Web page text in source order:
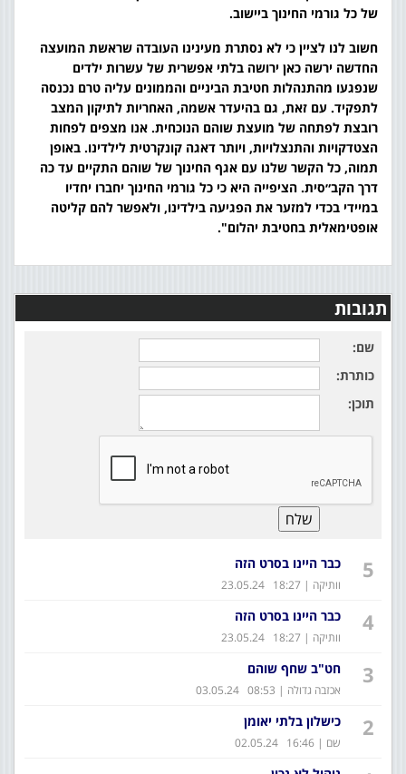
של כל גורמי החינוך ביישוב.
חשוב לנו לציין כי לא נסתרת מעינינו העובדה שראשת המועצה
החדשה ירשה כאן ירושה בלתי אפשרית של עשרות ילדים
שנפגעו מהתנהלות חטיבת הביניים והממונים עליה טרם נכנסה
לתפקיד. עם זאת, גם בהיעדר אשמה, האחריות לתיקון המצב
רובצת לפתחה של מועצת שוהם הנוכחית. אנו מצפים לפחות
הצטדקויות והתנצלויות, ויותר דאגה קונקרטית לילדינו. באופן
תמוה, כל הקשר שלנו עם אגף החינוך של שוהם התקיים עד כה
דרך הקב״סית. הציפייה היא כי כל גורמי החינוך יחברו יחדיו
במיידי בכדי למזער את הפגיעה בילדינו, ולאפשר להם קליטה
אופטימאלית בחטיבת יהלום".
תגובות
שם:
כותרת:
תוכן:
5 כבר היינו בסרט הזה
וותיקה | 18:27 23.05.24
4 כבר היינו בסרט הזה
וותיקה | 18:27 23.05.24
3 חט"ב שחף שוהם
אכזבה גדולה | 08:53 03.05.24
2 כישלון בלתי יאומן
שם | 16:46 02.05.24